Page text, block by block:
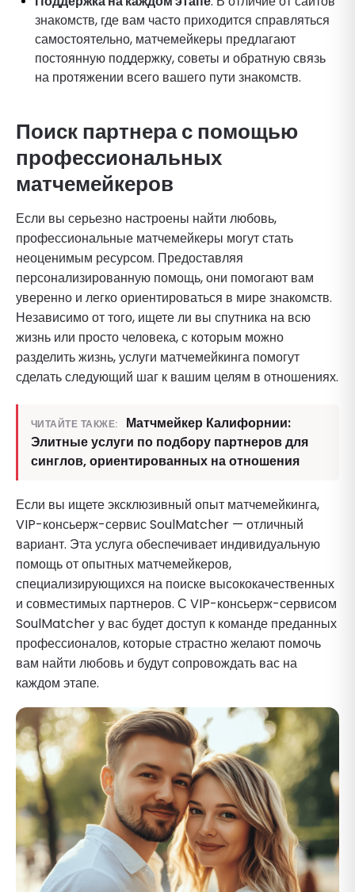
знакомств, где вам часто приходится справляться
самостоятельно, матчемейкеры предлагают
постоянную поддержку, советы и обратную связь
на протяжении всего вашего пути знакомств.
Поиск партнера с помощью
профессиональных
матчемейкеров
Если вы серьезно настроены найти любовь,
профессиональные матчемейкеры могут стать
неоценимым ресурсом. Предоставляя
персонализированную помощь, они помогают вам
уверенно и легко ориентироваться в мире знакомств.
Независимо от того, ищете ли вы спутника на всю
жизнь или просто человека, с которым можно
разделить жизнь, услуги матчемейкинга помогут
сделать следующий шаг к вашим целям в отношениях.
ЧИТАЙТЕ ТАКЖЕ:
Матчмейкер Калифорнии:
Элитные услуги по подбору партнеров для
синглов, ориентированных на отношения
Если вы ищете эксклюзивный опыт матчемейкинга,
VIP-консьерж-сервис SoulMatcher — отличный
вариант. Эта услуга обеспечивает индивидуальную
помощь от опытных матчемейкеров,
специализирующихся на поиске высококачественных
и совместимых партнеров. С VIP-консьерж-сервисом
SoulMatcher у вас будет доступ к команде преданных
профессионалов, которые страстно желают помочь
вам найти любовь и будут сопровождать вас на
каждом этапе.